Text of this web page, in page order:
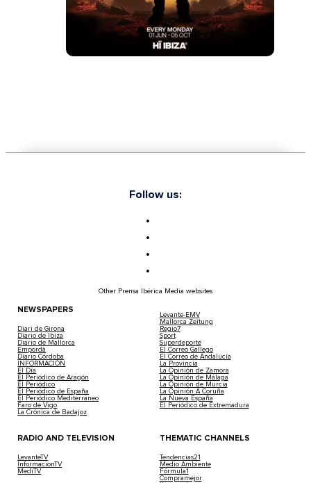
Follow us:
Other Prensa Ibérica Media websites
NEWSPAPERS
Diari de Girona
Diario de Ibiza
Diario de Mallorca
Empordà
Diario Córdoba
INFORMACIÓN
El Día
El Periódico de Aragón
El Periódico
El Periódico de España
El Periódico Mediterráneo
Faro de Vigo
La Crónica de Badajoz
Levante-EMV
Mallorca Zeitung
Regio7
Sport
Superdeporte
El Correo Gallego
El Correo de Andalucía
La Provincia
La Opinión de Zamora
La Opinión de Málaga
La Opinión de Murcia
La Opinión A Coruña
La Nueva España
El Periódico de Extremadura
RADIO AND TELEVISION
LevanteTV
InformacionTV
MediTV
THEMATIC CHANNELS
Tendencias21
Medio Ambiente
Fórmula1
Compramejor